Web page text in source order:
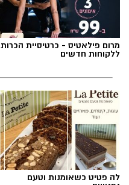
מרום פילאטיס - כרטיסיית הכרות
ללקוחות חדשים
לה פטיט כשאומנות וטעם